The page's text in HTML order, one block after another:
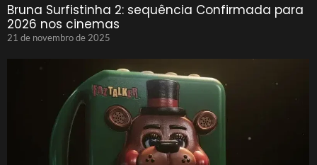
Bruna Surfistinha 2: sequência Confirmada para
2026 nos cinemas
21 de novembro de 2025